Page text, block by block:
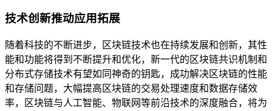
技术创新推动应用拓展
随着科技的不断进步，区块链技术也在持续发展和创新，其性
能和功能将得到不断提升和优化，新一代的区块链共识机制和
分布式存储技术有望如同神奇的钥匙，成功解决区块链的性能
和存储问题，大幅提高区块链的交易处理速度和数据存储效
率，区块链与人工智能、物联网等前沿技术的深度融合，将为